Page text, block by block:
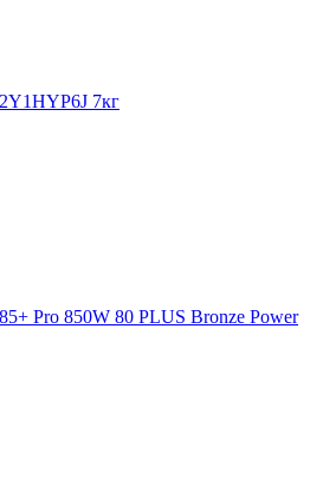
7кг
Pro 850W 80 PLUS Bronze Power